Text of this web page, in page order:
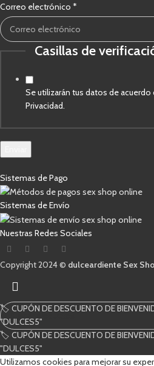
Casillas
de
electrónico
Correo electrónico *
Casillas de
Se utilizarán tus datos de
Privacidad.
Sistemas de Pago
Sistemas de Envío
Nuestras Redes Sociales
Copyright 2024 © dulceardiente Sex
Comienza a escribir para ver los
🏷️ CUPÓN DE DESCUENTO DE
"DULCES5"
🏷️ CUPÓN DE DESCUENTO DE
"DULCES5"
Utilizamos cookies para mejorar su